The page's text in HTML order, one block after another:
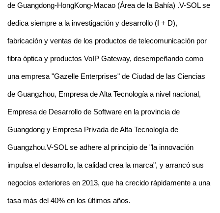
de Guangdong-HongKong-Macao (Área de la Bahía) .V-SOL se
dedica siempre a la investigación y desarrollo (I + D),
fabricación y ventas de los productos de telecomunicación por
fibra óptica y productos VoIP Gateway, desempeñando como
una empresa "Gazelle Enterprises" de Ciudad de las Ciencias
de Guangzhou, Empresa de Alta Tecnología a nivel nacional,
Empresa de Desarrollo de Software en la provincia de
Guangdong y Empresa Privada de Alta Tecnología de
Guangzhou.V-SOL se adhere al principio de "la innovación
impulsa el desarrollo, la calidad crea la marca", y arrancó sus
negocios exteriores en 2013, que ha crecido rápidamente a una
tasa más del 40% en los últimos años.